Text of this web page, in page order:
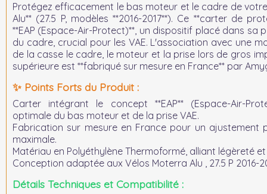
Protégez efficacement le bas moteur et le cadre de
Alu** (27.5 P, modèles **2016-2017**). Ce **carter de
**EAP (Espace-Air-Protect)**, un dispositif placé dans sa
du cadre, crucial pour les VAE. L'association avec une
de la casse le cadre, le moteur et la prise lors de gros
supérieure est **fabriqué sur mesure en France** par
✨ Points Forts du Produit :
Carter intégrant le concept **EAP** (Espace-Air-
optimale du bas moteur et de la prise VAE.
Fabrication sur mesure en France pour un ajustement
maximale.
Matériau en Polyéthylène Thermoformé, alliant légèreté
Conception adaptée aux Vélos Moterra Alu , 27.5 P 2016-
Détails Techniques et Compatibilité :